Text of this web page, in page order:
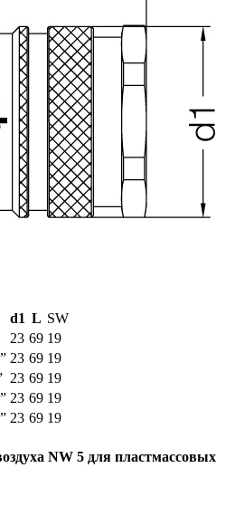
d1 L SW
23 69 19
23 69 19
23 69 19
23 69 19
23 69 19
NW 5 для пластмассовых